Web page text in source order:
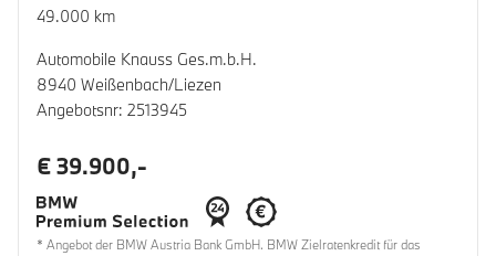
49.000 km
Automobile Knauss Ges.m.b.H.
8940 Weißenbach/Liezen
Angebotsnr: 2513945
€ 39.900,-
* Angebot der BMW Austria Bank GmbH. BMW Zielratenkredit für das